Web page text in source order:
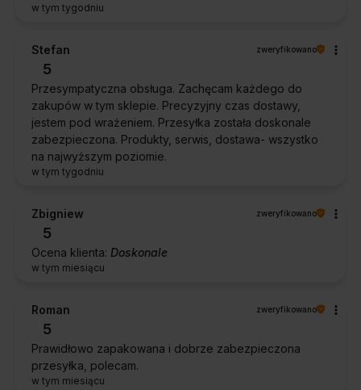
w tym tygodniu
Stefan zweryfikowano
5
Przesympatyczna obsługa. Zachęcam każdego do
zakupów w tym sklepie. Precyzyjny czas dostawy,
jestem pod wrażeniem. Przesyłka została doskonale
zabezpieczona. Produkty, serwis, dostawa- wszystko
na najwyższym poziomie.
w tym tygodniu
Zbigniew zweryfikowano
5
Ocena klienta: Doskonale
w tym miesiącu
Roman zweryfikowano
5
Prawidłowo zapakowana i dobrze zabezpieczona
przesyłka, polecam.
w tym miesiącu